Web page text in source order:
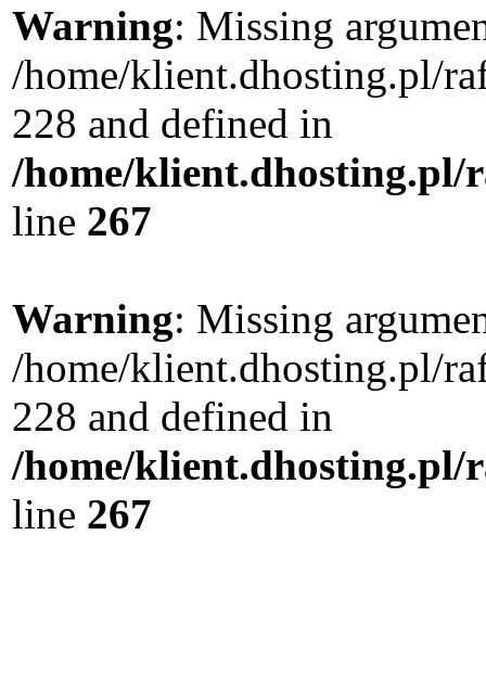
Warning: Missing
/home/klient.dhosting.pl/
228 and defined in
/home/klient.dhosting.pl/
line 267
Warning: Missing
/home/klient.dhosting.pl/
228 and defined in
/home/klient.dhosting.pl/
line 267